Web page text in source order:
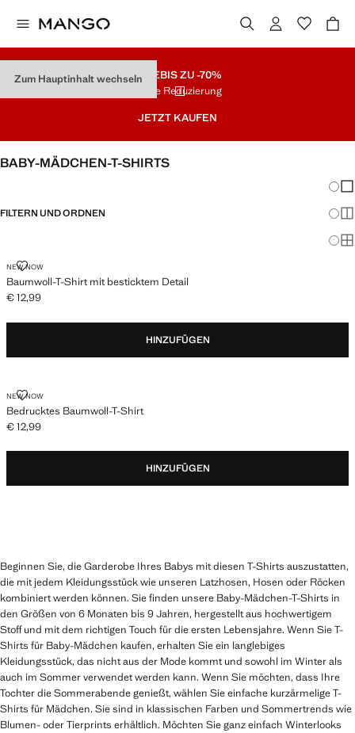
Zum Hauptinhalt wechselnSALEBIS ZU -70%
Letzte Reduzierung
JETZT KAUFEN
BABY-MÄDCHEN-T-SHIRTS
FILTERN UND ORDNEN
NEW NOW
Baumwoll-T-Shirt mit besticktem Detail
BAUMWOLL-T-SHIRT MIT BESTICKTEM DETAIL
Aktueller Preis [€ 12,99 ]
€ 12,99
HINZUFÜGEN
NEW NOW
Bedrucktes Baumwoll-T-Shirt
BEDRUCKTES BAUMWOLL-T-SHIRT
Aktueller Preis [€ 12,99 ]
€ 12,99
HINZUFÜGEN
Beginnen Sie, die Garderobe Ihres Babys mit diesen T-Shirts auszustatten,
die mit jedem Kleidungsstück wie unseren Latzhosen, Hosen oder Röcken
kombiniert werden können. Sie finden unsere Baby-Mädchen-T-Shirts in
den Größen von 6 Monaten bis 9 Jahren, hergestellt aus hochwertigem
Stoff und mit dem richtigen Touch für die ersten Lebensjahre. Wenn Sie T-
Shirts für Baby-Mädchen kaufen, erhalten Sie ein langlebiges
Kleidungsstück, das nicht aus der Mode kommt und sowohl im Winter als
auch im Sommer verwendet werden kann. Wenn Sie möchten, dass Ihre
Tochter die Sommerabende genießt, wählen Sie einfache kurzärmelige T-
Shirts für Mädchen. Sie sind in klassischen Farben und Sommertrends wie
Blumen- oder Tierprints erhältlich. Möchten Sie ganz einfach Winterlooks